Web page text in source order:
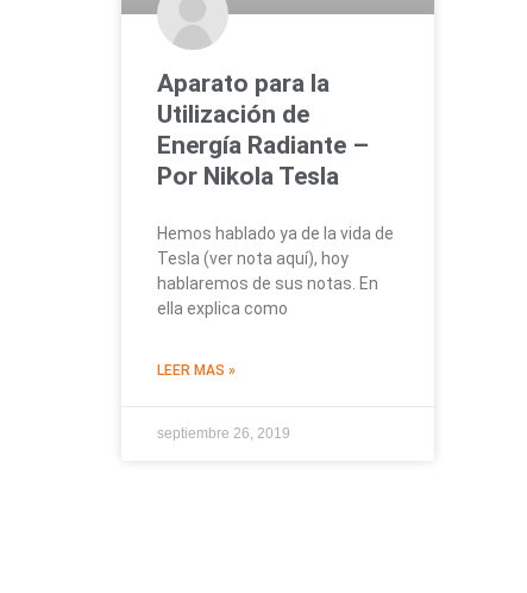
Aparato para la
Utilización de
Energía Radiante –
Por Nikola Tesla
Hemos hablado ya de la vida de
Tesla (ver nota aquí), hoy
hablaremos de sus notas. En
ella explica como
LEER MAS »
septiembre 26, 2019